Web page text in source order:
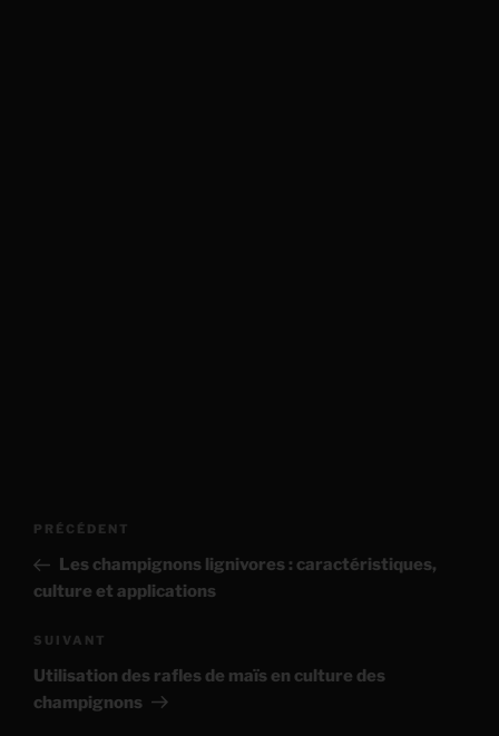
Navigation
l’article
Article
précédent
PRÉCÉDENT
Les champignons lignivores : caractéristiques,
culture et applications
Article
suivant
SUIVANT
Utilisation des rafles de maïs en culture des
champignons